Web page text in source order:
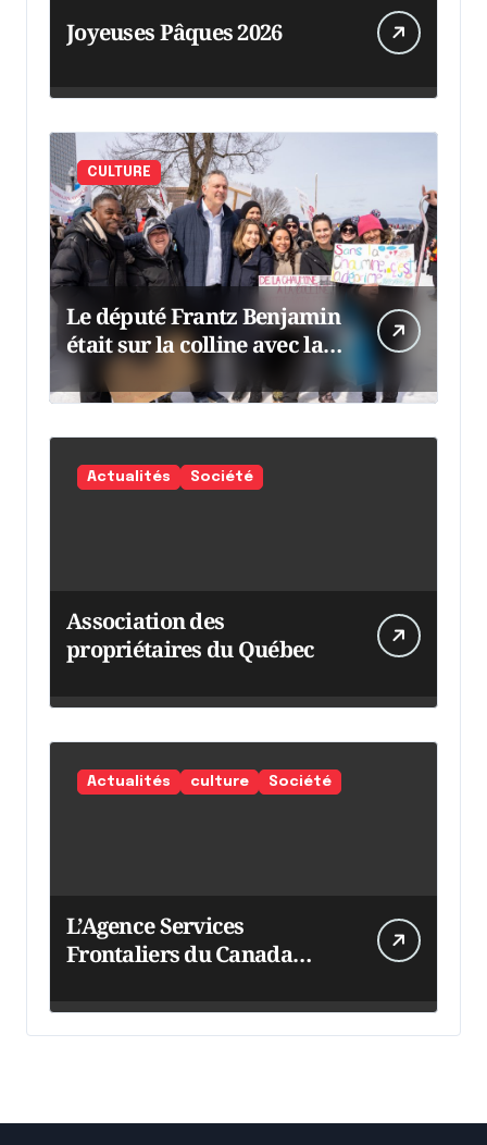
Joyeuses Pâques 2026
CULTURE
Le député Frantz Benjamin
était sur la colline avec la
chaumine
Actualités Société
Association des
propriétaires du Québec
Actualités culture Société
L’Agence Services
Frontaliers du Canada